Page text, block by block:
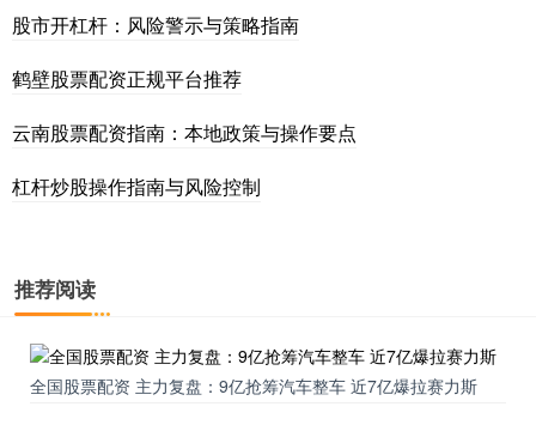
股市开杠杆：风险警示与策略指南
鹤壁股票配资正规平台推荐
云南股票配资指南：本地政策与操作要点
杠杆炒股操作指南与风险控制
推荐阅读
全国股票配资 主力复盘：9亿抢筹汽车整车 近7亿爆拉赛力斯